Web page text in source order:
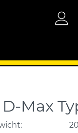
Max
20